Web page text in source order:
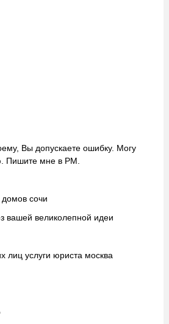
Вы допускаете ошибку. Могу
Пишите мне в PM.
домов сочи
вашей великолепной идеи
лиц услуги юриста москва